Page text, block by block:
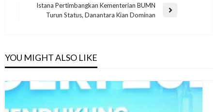
Istana Pertimbangkan Kementerian BUMN
Turun Status, Danantara Kian Dominan
YOU MIGHT ALSO LIKE